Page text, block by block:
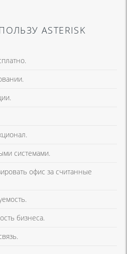
ASTERISK
системами.
офис за считанные
бизнеса.